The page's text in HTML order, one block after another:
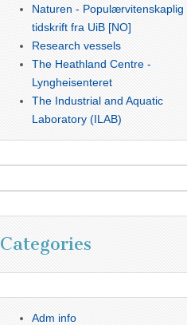
Naturen - Populærvitenskaplig
tidskrift fra UiB [NO]
Research vessels
The Heathland Centre -
Lyngheisenteret
The Industrial and Aquatic
Laboratory (ILAB)
Categories
Adm info